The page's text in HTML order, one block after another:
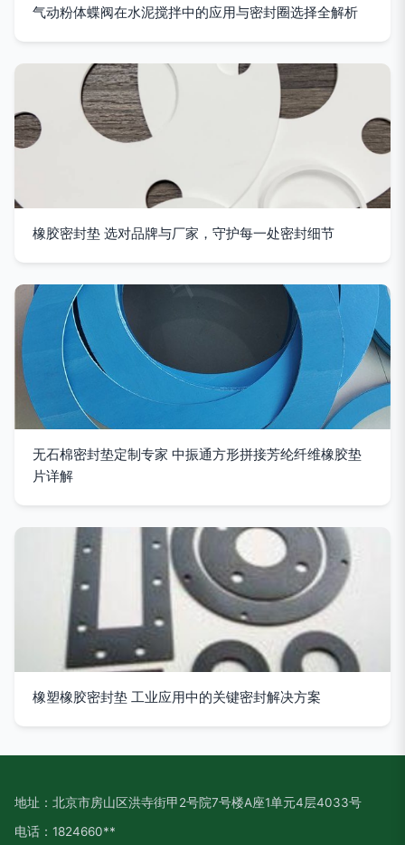
气动粉体蝶阀在水泥搅拌中的应用与密封圈选择全解析
橡胶密封垫 选对品牌与厂家，守护每一处密封细节
无石棉密封垫定制专家 中振通方形拼接芳纶纤维橡胶垫
片详解
橡塑橡胶密封垫 工业应用中的关键密封解决方案
地址：北京市房山区洪寺街甲2号院7号楼A座1单元4层4033号
电话：1824660**